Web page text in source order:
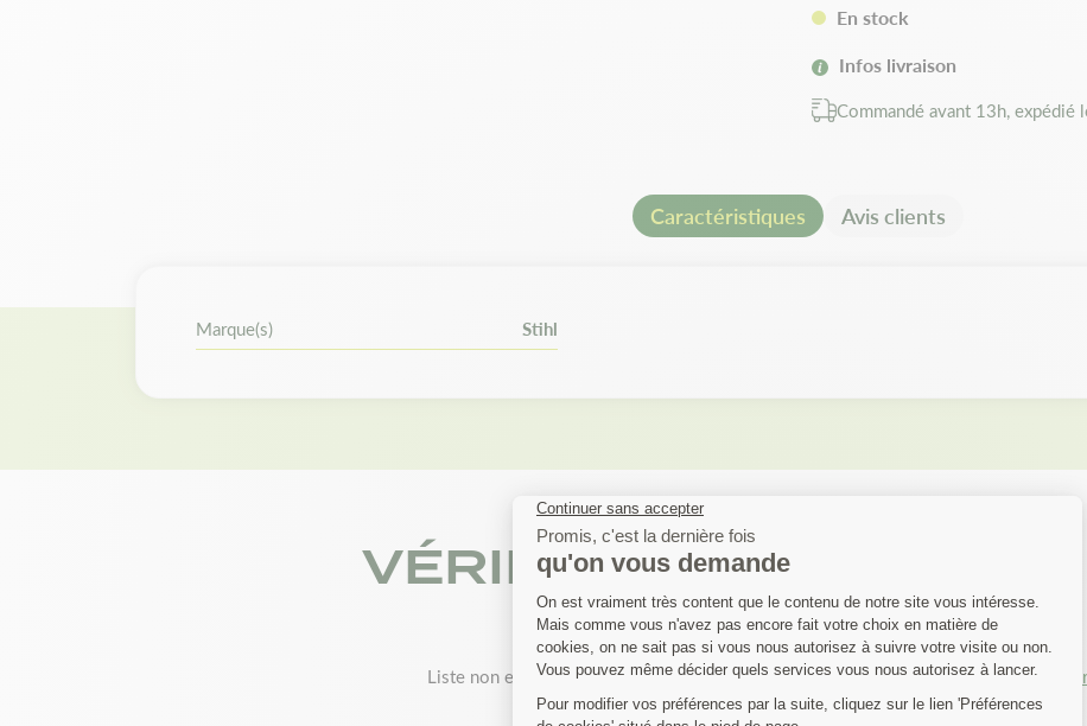
En stock
Infos livraison
Commandé avant 13h, expédié
Caractéristiques Avis clients
Marque(s) Stihl
VÉRIFIEZ SI VOTRE
EST COMPATIBLE
Liste non exhaustive. Si votre machine ne figure pas dans la liste,Contactez notre